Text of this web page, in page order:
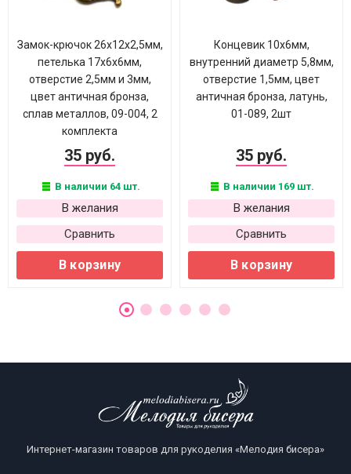
Замок-крючок 26х12х2,5мм,
петелька 17х6х6мм,
отверстие 2,5мм и 3мм,
цвет античная бронза,
сплав металлов, 09-004, 2
комплекта
35 руб.
В наличии 64 шт.
В желания
Сравнить
В корзину
Концевик 10х6мм,
внутренний диаметр 5,8мм,
отверстие 1,5мм, цвет
античная бронза, латунь,
01-089, 2шт
35 руб.
В наличии 169 шт.
В желания
Сравнить
В корзину
Интернет-магазин товаров для рукоделия «Мелодия бисера»